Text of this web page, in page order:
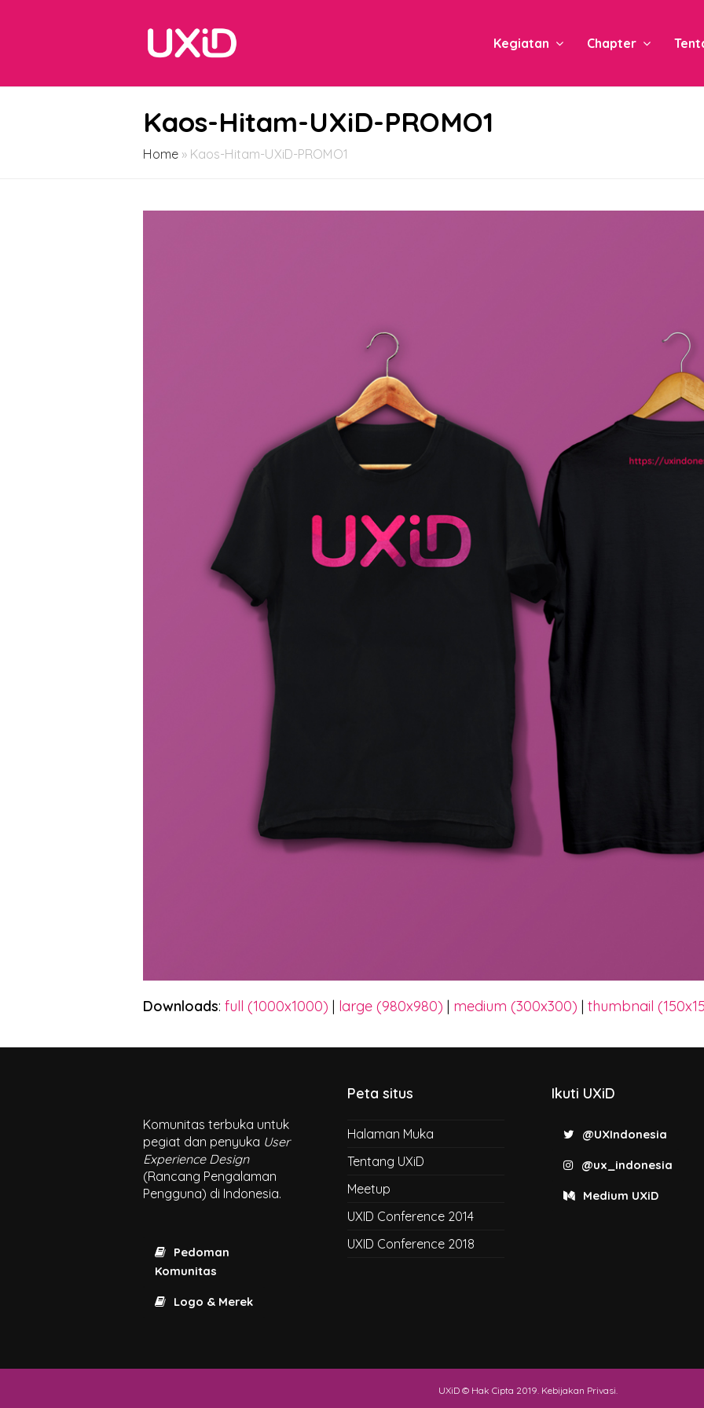
Kegiatan Chapter
Kaos-Hitam-UXiD-PROMO1
Home » Kaos-Hitam-UXiD-PROMO1
Downloads: full (1000x1000) | large (980x980) | medium (300x300) | thumbnail
Komunitas terbuka untuk
pegiat dan penyuka User
Experience Design
(Rancang Pengalaman
Pengguna) di Indonesia.
Pedoman
Komunitas
Logo & Merek
Peta situs
Halaman Muka
Tentang UXiD
Meetup
UXID Conference 2014
UXID Conference 2018
Ikuti UXiD
@UXIndonesia
@ux_indonesia
Medium UXiD
UXiD © Hak Cipta 2019. Kebijakan Privasi